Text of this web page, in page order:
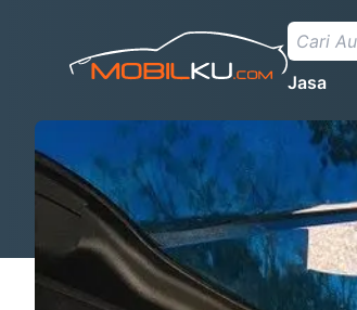
Jasa